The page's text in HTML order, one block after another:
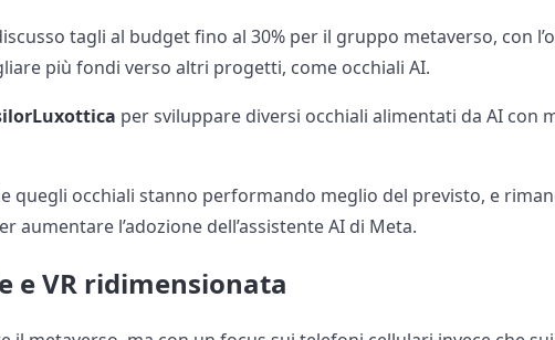
tagli al budget fino al 30% per il gruppo metaverso, con
più fondi verso altri progetti, come occhiali AI.
per sviluppare diversi occhiali alimentati da AI con
quegli occhiali stanno performando meglio del previsto, e
aumentare l’adozione dell’assistente AI di Meta.
e VR ridimensionata